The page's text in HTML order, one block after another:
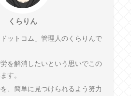
くらりん
ドットコム」管理人のくらりんで
を解消したいという思いでこの
す。
、簡単に見つけられるよう努力